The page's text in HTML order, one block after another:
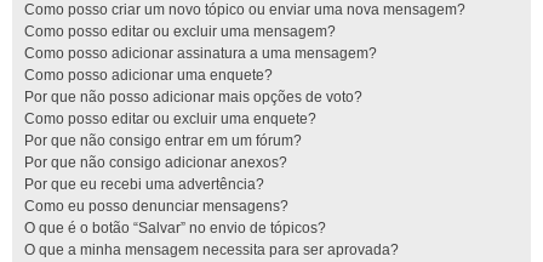
Como posso criar um novo tópico ou enviar uma nova mensagem?
Como posso editar ou excluir uma mensagem?
Como posso adicionar assinatura a uma mensagem?
Como posso adicionar uma enquete?
Por que não posso adicionar mais opções de voto?
Como posso editar ou excluir uma enquete?
Por que não consigo entrar em um fórum?
Por que não consigo adicionar anexos?
Por que eu recebi uma advertência?
Como eu posso denunciar mensagens?
O que é o botão “Salvar” no envio de tópicos?
O que a minha mensagem necessita para ser aprovada?